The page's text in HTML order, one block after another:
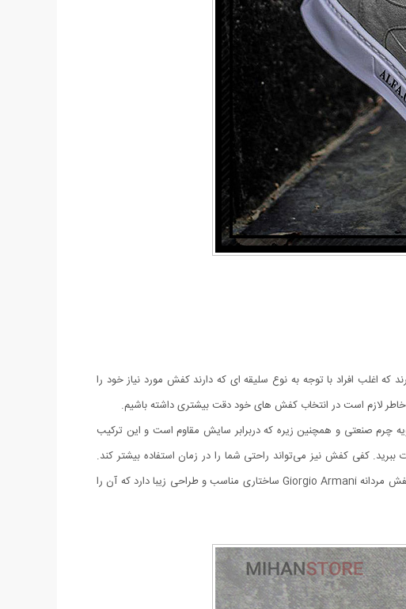
که اغلب افراد با توجه به نوع سلیقه ای که دارند کفش مورد نیاز خود را
خاطر لازم است در انتخاب کفش های خود دقت بیشتری داشته باشیم.
چرم صنعتی و همچنین زیره‌ که دربرابر سایش مقاوم است و این ترکیب
کفی کفش نیز می‌تواند راحتی شما را در زمان استفاده بیشتر کند.
درواقع این کفی ساختاری منعطف دارد و در زمان پوشیدن کفش تا حدی گودی کف پا را پر کرده و برای شما حس راحتی ایجاد می‌کند. کفش مردانه Giorgio Armani ساختاری مناسب و طراحی زیبا دارد که آن را